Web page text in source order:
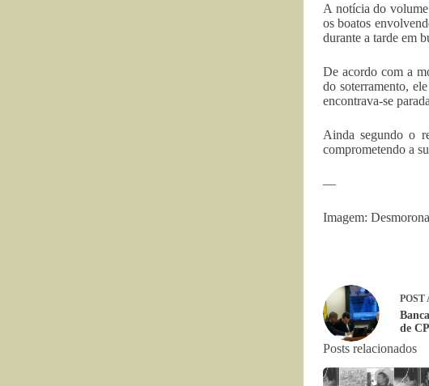
A notícia do
os boatos
durante a tarde em
De acordo com a
do soterramento,
encontrava-se
Ainda segundo o
comprometendo a
—
Imagem:
POST
de
Posts relacionados